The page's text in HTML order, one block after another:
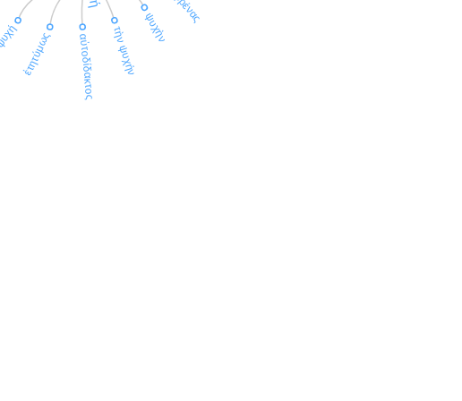
φρένας
ψυχὴν
τὴν ψυχήν
αὐτοδίδακτος
ἐτητύμως